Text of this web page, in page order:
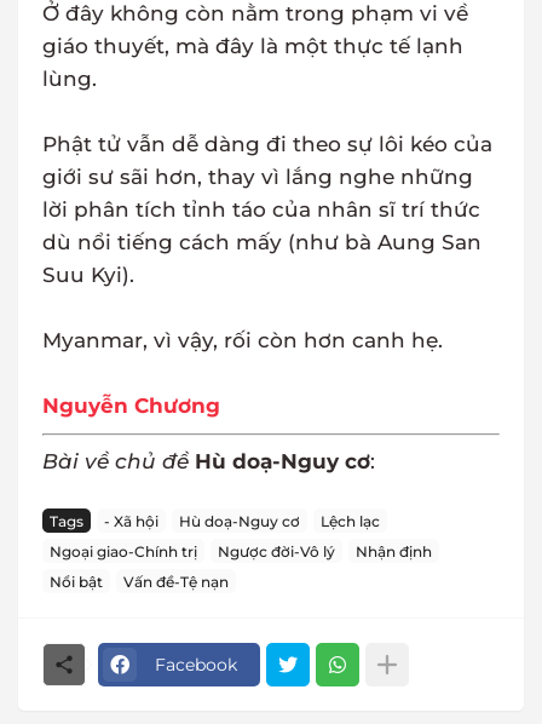
Ở đây không còn nằm trong phạm vi về
giáo thuyết, mà đây là một thực tế lạnh
lùng.
Phật tử vẫn dễ dàng đi theo sự lôi kéo của
giới sư sãi hơn, thay vì lắng nghe những
lời phân tích tỉnh táo của nhân sĩ trí thức
dù nổi tiếng cách mấy (như bà Aung San
Suu Kyi).
Myanmar, vì vậy, rối còn hơn canh hẹ.
Nguyễn Chương
Bài về chủ đề Hù doạ-Nguy cơ:
Tags - Xã hội Hù doạ-Nguy cơ
Lệch lạc
Ngoại giao-Chính trị
Ngược đời-Vô lý
Nhận định
Nổi bật
Vấn đề-Tệ nạn
Facebook